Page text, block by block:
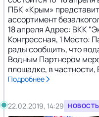
ПБК «Крым»
ассортимент
18 апреля Адрес: ВКК
Конгрессная, 1 Место:
рады сообщить, что
Водным Партнером
площадке, в частности,
Подробнее
22.02.2019, 14:29